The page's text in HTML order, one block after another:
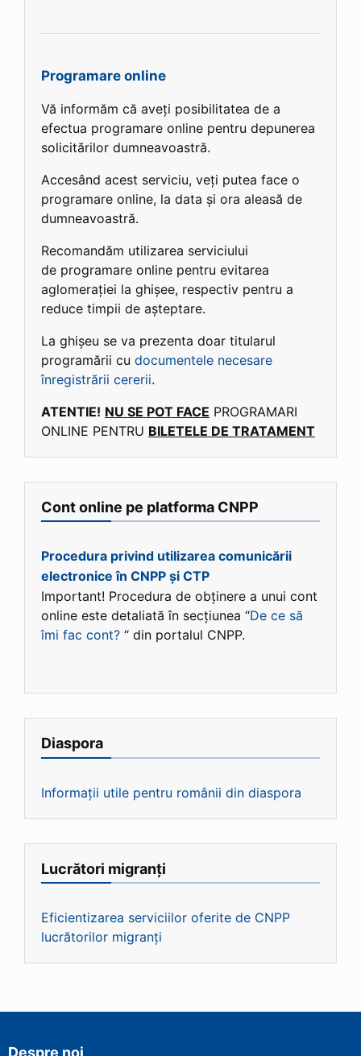
Programare online
Vă informăm că aveți posibilitatea de a
efectua programare online pentru depunerea
solicitărilor dumneavoastră.
Accesând acest serviciu, veți putea face o
programare online, la data și ora aleasă de
dumneavoastră.
Recomandăm utilizarea serviciului
de programare online pentru evitarea
aglomerației la ghișee, respectiv pentru a
reduce timpii de așteptare.
La ghișeu se va prezenta doar titularul
programării cu documentele necesare
înregistrării cererii.
ATENTIE! NU SE POT FACE PROGRAMARI
ONLINE PENTRU BILETELE DE TRATAMENT
Cont online pe platforma CNPP
Procedura privind utilizarea comunicării
electronice în CNPP și CTP
Important! Procedura de obținere a unui cont
online este detaliată în secțiunea “De ce să
îmi fac cont? “ din portalul CNPP.
Diaspora
Informații utile pentru românii din diaspora
Lucrători migranți
Eficientizarea serviciilor oferite de CNPP
lucrătorilor migranți
Despre noi